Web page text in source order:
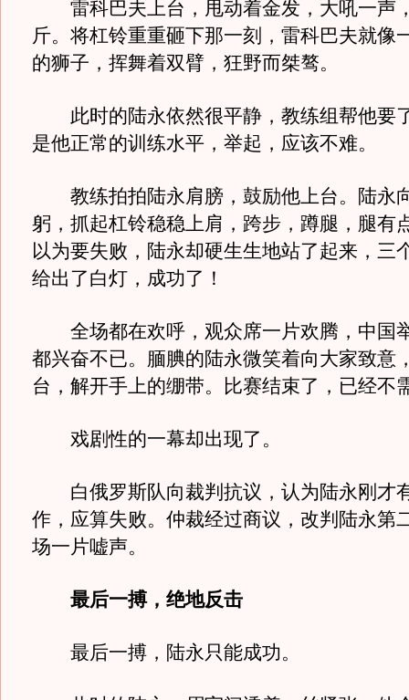
雷科巴夫上台，甩动着金发，大吼一声
斤。将杠铃重重砸下那一刻，雷科巴夫就像
的狮子，挥舞着双臂，狂野而桀骜。
此时的陆永依然很平静，教练组帮他要
是他正常的训练水平，举起，应该不难。
教练拍拍陆永肩膀，鼓励他上台。陆永
躬，抓起杠铃稳稳上肩，跨步，蹲腿，腿有
以为要失败，陆永却硬生生地站了起来，三
给出了白灯，成功了！
全场都在欢呼，观众席一片欢腾，中国
都兴奋不已。腼腆的陆永微笑着向大家致意
台，解开手上的绷带。比赛结束了，已经不
戏剧性的一幕却出现了。
白俄罗斯队向裁判抗议，认为陆永刚才
作，应算失败。仲裁经过商议，改判陆永第
场一片嘘声。
最后一搏，绝地反击
最后一搏，陆永只能成功。